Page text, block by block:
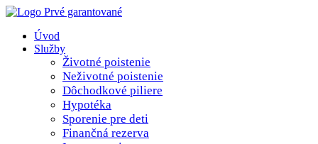
Úvod
Služby
Životné poistenie
Neživotné poistenie
Dôchodkové piliere
Hypotéka
Sporenie pre deti
Finančná rezerva